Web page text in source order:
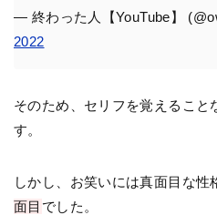
— 終わった人【YouTube】
2022
そのため、セリフを覚えること
す。
しかし、お笑いには真面目な性
面目 でした。